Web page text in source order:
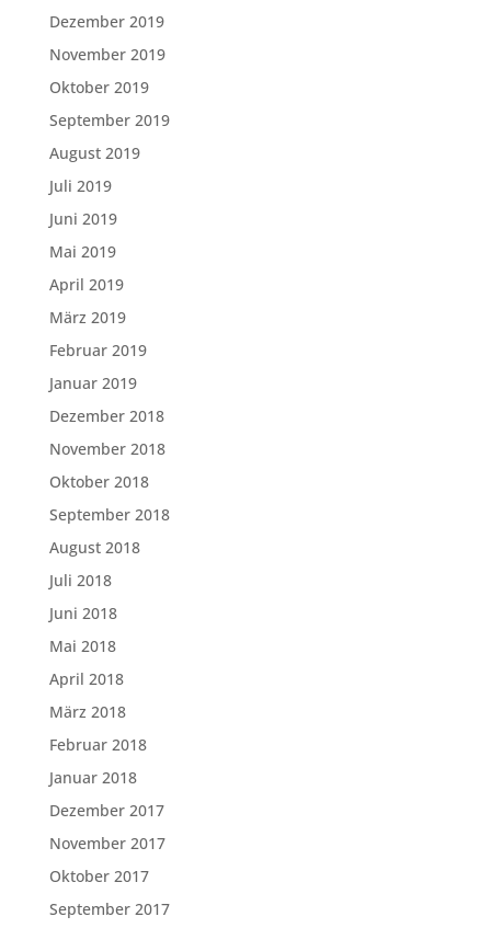
Dezember 2019
November 2019
Oktober 2019
September 2019
August 2019
Juli 2019
Juni 2019
Mai 2019
April 2019
März 2019
Februar 2019
Januar 2019
Dezember 2018
November 2018
Oktober 2018
September 2018
August 2018
Juli 2018
Juni 2018
Mai 2018
April 2018
März 2018
Februar 2018
Januar 2018
Dezember 2017
November 2017
Oktober 2017
September 2017